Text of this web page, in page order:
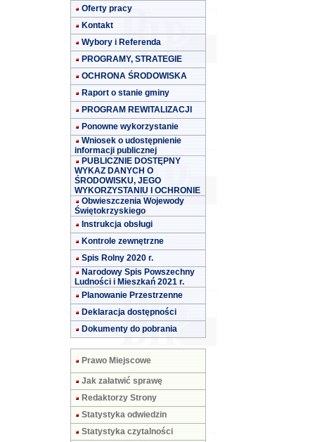
Oferty pracy
Kontakt
Wybory i Referenda
PROGRAMY, STRATEGIE
OCHRONA ŚRODOWISKA
Raport o stanie gminy
PROGRAM REWITALIZACJI
Ponowne wykorzystanie
Wniosek o udostępnienie
informacji publicznej
PUBLICZNIE DOSTĘPNY
WYKAZ DANYCH O
ŚRODOWISKU, JEGO
WYKORZYSTANIU I OCHRONIE
Obwieszczenia Wojewody
Świętokrzyskiego
Instrukcja obsługi
Kontrole zewnętrzne
Spis Rolny 2020 r.
Narodowy Spis Powszechny
Ludności i Mieszkań 2021 r.
Planowanie Przestrzenne
Deklaracja dostępności
Dokumenty do pobrania
Prawo Miejscowe
Jak załatwić sprawę
Redaktorzy Strony
Statystyka odwiedzin
Statystyka czytalności